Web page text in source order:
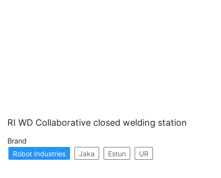
RI WD Collaborative closed welding station
Brand
Robot Industries
Jaka Estun UR
Descoperă RiA Ecosystem